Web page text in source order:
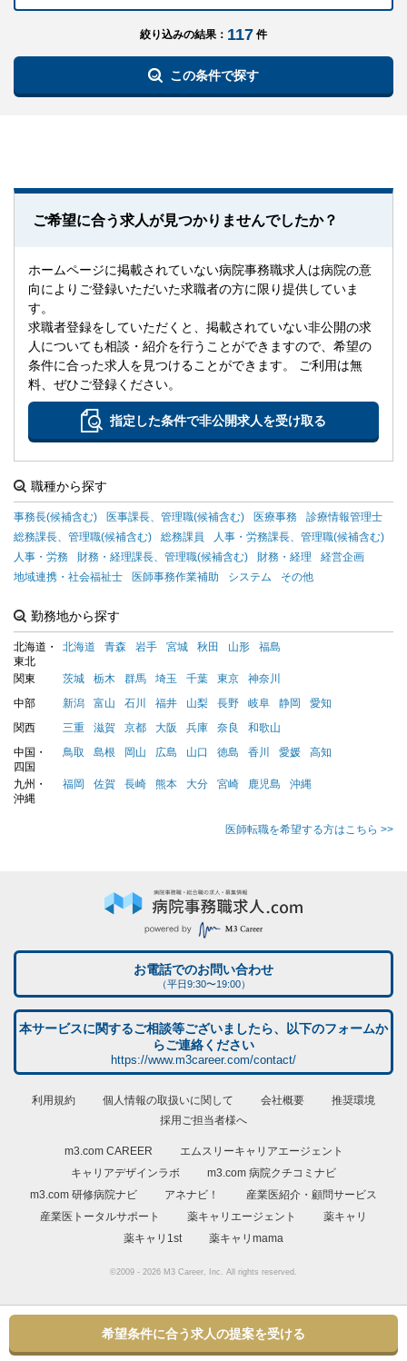
絞り込みの結果： 117 件
この条件で探す
ご希望に合う求人が見つかりませんでしたか？
ホームページに掲載されていない病院事務職求人は病院の意
向によりご登録いただいた求職者の方に限り提供していま
す。
求職者登録をしていただくと、掲載されていない非公開の求
人についても相談・紹介を行うことができますので、希望の
条件に合った求人を見つけることができます。 ご利用は無
料、ぜひご登録ください。
指定した条件で非公開求人を受け取る
職種から探す
事務長(候補含む) 医事課長、管理職(候補含む) 医療事務
診療情報管理士
総務課長、管理職(候補含む)
総務課員
人事・労務課長、管理職(候補含む)
人事・労務
財務・経理課長、管理職(候補含む) 財務・経理
経営企画
地域連携・社会福祉士
医師事務作業補助 システム その他
勤務地から探す
北海道・
東北
北海道 青森 岩手 宮城 秋田 山形 福島
関東 茨城 栃木 群馬 埼玉 千葉 東京
神奈川
中部
新潟 富山 石川 福井 山梨 長野 岐阜 静岡
愛知
関西
三重 滋賀 京都 大阪 兵庫 奈良
和歌山
中国・
四国
鳥取 島根 岡山 広島 山口 徳島 香川 愛媛 高知
九州・
沖縄
福岡 佐賀 長崎 熊本 大分 宮崎 鹿児島 沖縄
医師転職を希望する方はこちら >>
希望条件に合う求人の提案を受ける
お電話でのお問い合わせ
（平日9:30〜19:00）
本サービスに関するご相談等ございましたら、以下のフォームか
らご連絡ください
https://www.m3career.com/contact/
利用規約 個人情報の取扱いに関して 会社概要
推奨環境
採用ご担当者様へ
m3.com CAREER
エムスリーキャリアエージェント
キャリアデザインラボ
m3.com 病院クチコミナビ
m3.com 研修病院ナビ
アネナビ！
産業医紹介・顧問サービス
産業医トータルサポート
薬キャリエージェント
薬キャリ
薬キャリ1st
薬キャリmama
©2009 - 2026 M3 Career, Inc. All rights reserved.